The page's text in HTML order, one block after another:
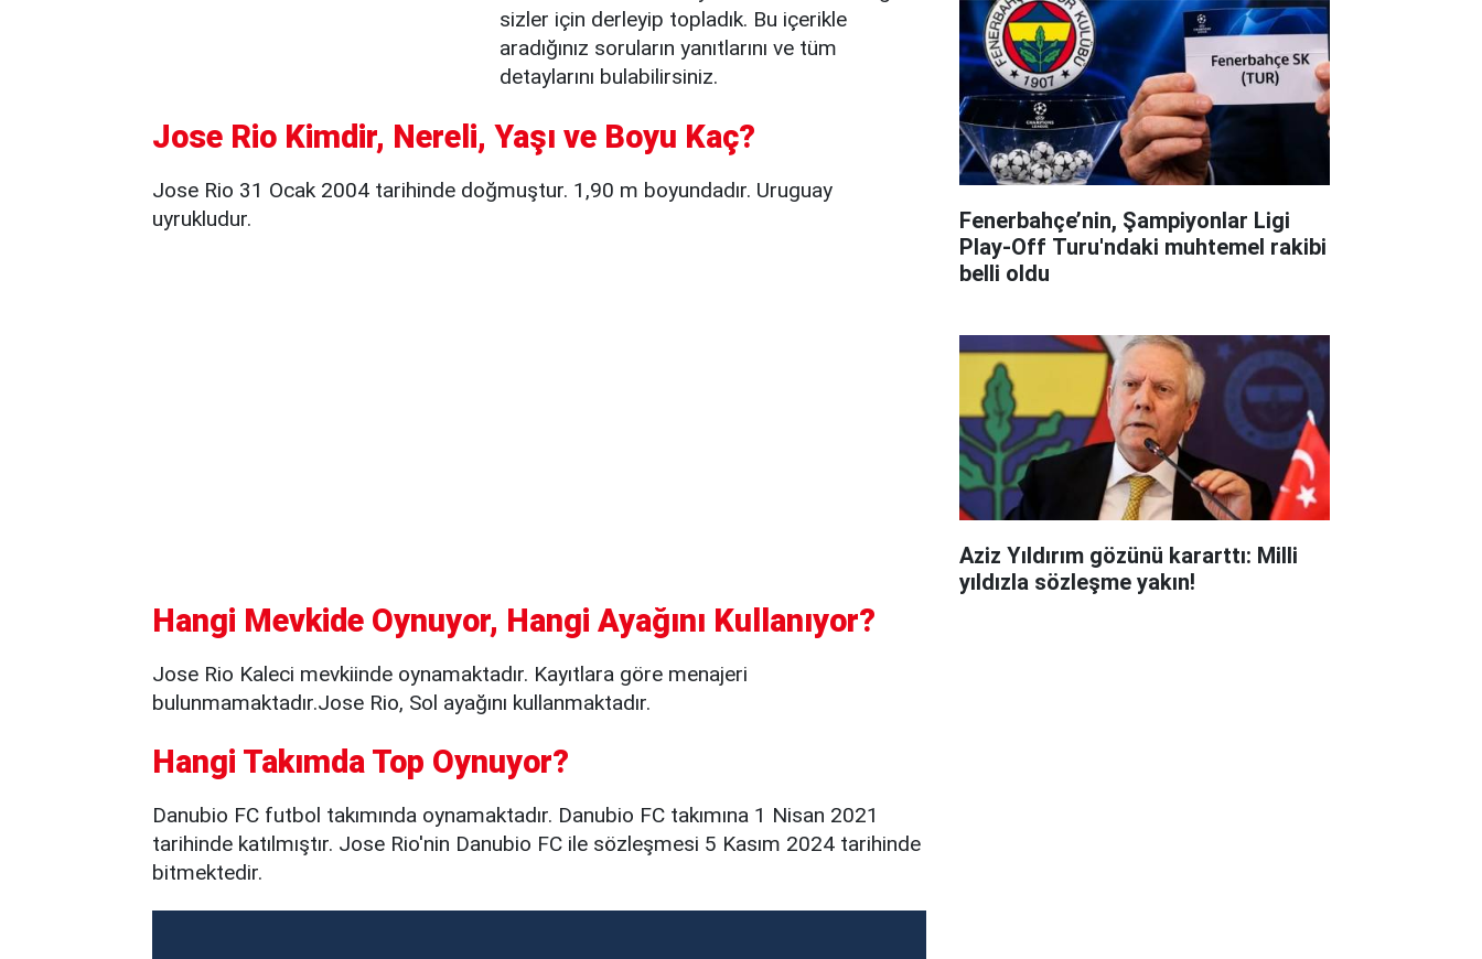
sizler için derleyip topladık. Bu içerikle
aradığınız soruların yanıtlarını ve tüm
detaylarını bulabilirsiniz.
Jose Rio Kimdir, Nereli, Yaşı ve Boyu Kaç?
Jose Rio 31 Ocak 2004 tarihinde doğmuştur. 1,90 m boyundadır. Uruguay
uyrukludur.
Hangi Mevkide Oynuyor, Hangi Ayağını Kullanıyor?
Jose Rio Kaleci mevkiinde oynamaktadır. Kayıtlara göre menajeri
bulunmamaktadır.Jose Rio, Sol ayağını kullanmaktadır.
Hangi Takımda Top Oynuyor?
Danubio FC futbol takımında oynamaktadır. Danubio FC takımına 1 Nisan 2021
tarihinde katılmıştır. Jose Rio'nin Danubio FC ile sözleşmesi 5 Kasım 2024 tarihinde
bitmektedir.
Fenerbahçe’nin, Şampiyonlar Ligi
Play-Off Turu'ndaki muhtemel rakibi
belli oldu
Aziz Yıldırım gözünü kararttı: Milli
yıldızla sözleşme yakın!